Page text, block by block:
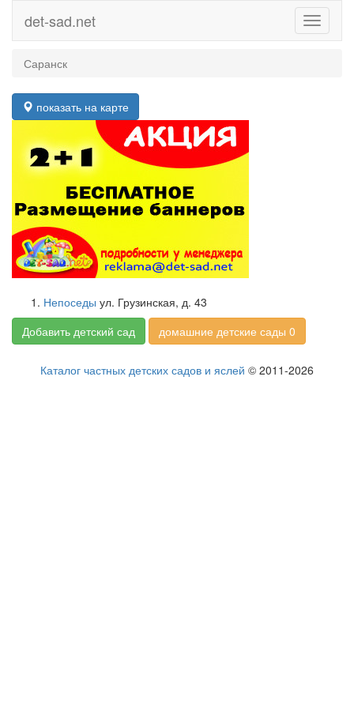
Toggle
det-sad.net
Саранск
показать на карте
Непоседы ул. Грузинская, д. 43
Добавить детский сад
домашние детские сады 0
Каталог частных детских садов и яслей © 2011-2026